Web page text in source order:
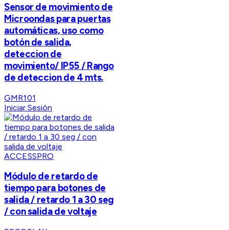
Sensor de movimiento de
Microondas para puertas
automáticas, uso como
botón de salida,
deteccion de
movimiento/ IP55 / Rango
de deteccion de 4 mts.
GMR101
Iniciar Sesión
ACCESSPRO
Módulo de retardo de
tiempo para botones de
salida / retardo 1 a 30 seg
/ con salida de voltaje